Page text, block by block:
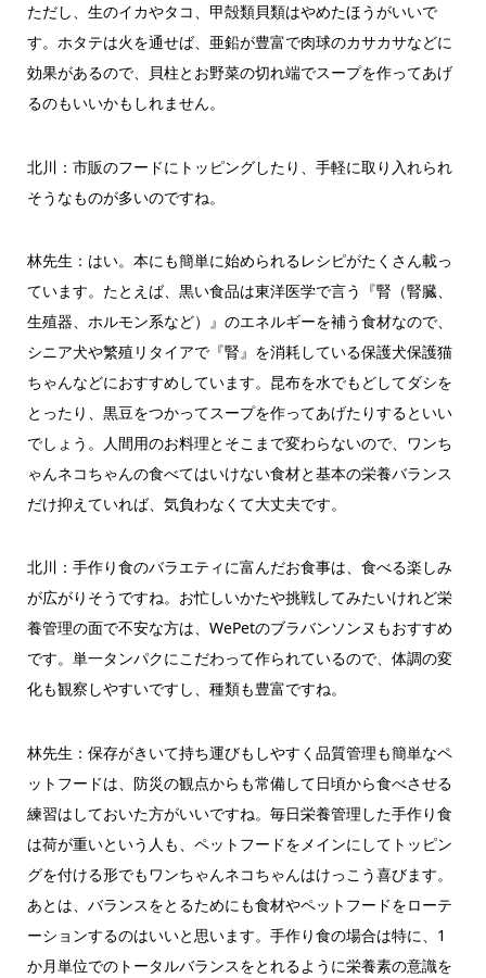
ただし、生のイカやタコ、甲殻類貝類はやめたほうがいいで
す。ホタテは火を通せば、亜鉛が豊富で肉球のカサカサなどに
効果があるので、貝柱とお野菜の切れ端でスープを作ってあげ
るのもいいかもしれません。
北川：市販のフードにトッピングしたり、手軽に取り入れられ
そうなものが多いのですね。
林先生：はい。本にも簡単に始められるレシピがたくさん載っ
ています。たとえば、黒い食品は東洋医学で言う『腎（腎臓、
生殖器、ホルモン系など）』のエネルギーを補う食材なので、
シニア犬や繁殖リタイアで『腎』を消耗している保護犬保護猫
ちゃんなどにおすすめしています。昆布を水でもどしてダシを
とったり、黒豆をつかってスープを作ってあげたりするといい
でしょう。人間用のお料理とそこまで変わらないので、ワンち
ゃんネコちゃんの食べてはいけない食材と基本の栄養バランス
だけ抑えていれば、気負わなくて大丈夫です。
北川：手作り食のバラエティに富んだお食事は、食べる楽しみ
が広がりそうですね。お忙しいかたや挑戦してみたいけれど栄
養管理の面で不安な方は、WePetのブラバンソンヌもおすすめ
です。単一タンパクにこだわって作られているので、体調の変
化も観察しやすいですし、種類も豊富ですね。
林先生：保存がきいて持ち運びもしやすく品質管理も簡単なペ
ットフードは、防災の観点からも常備して日頃から食べさせる
練習はしておいた方がいいですね。毎日栄養管理した手作り食
は荷が重いという人も、ペットフードをメインにしてトッピン
グを付ける形でもワンちゃんネコちゃんはけっこう喜びます。
あとは、バランスをとるためにも食材やペットフードをローテ
ーションするのはいいと思います。手作り食の場合は特に、1
か月単位でのトータルバランスをとれるように栄養素の意識を